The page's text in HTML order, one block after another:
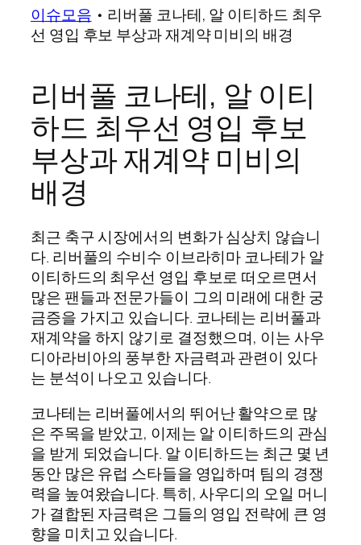
이슈모음 • 리버풀 코나테, 알 이티하드 최우
선 영입 후보 부상과 재계약 미비의 배경
리버풀 코나테, 알 이티
하드 최우선 영입 후보
부상과 재계약 미비의
배경
최근 축구 시장에서의 변화가 심상치 않습니
다. 리버풀의 수비수 이브라히마 코나테가 알
이티하드의 최우선 영입 후보로 떠오르면서
많은 팬들과 전문가들이 그의 미래에 대한 궁
금증을 가지고 있습니다. 코나테는 리버풀과
재계약을 하지 않기로 결정했으며, 이는 사우
디아라비아의 풍부한 자금력과 관련이 있다
는 분석이 나오고 있습니다.
코나테는 리버풀에서의 뛰어난 활약으로 많
은 주목을 받았고, 이제는 알 이티하드의 관심
을 받게 되었습니다. 알 이티하드는 최근 몇 년
동안 많은 유럽 스타들을 영입하며 팀의 경쟁
력을 높여왔습니다. 특히, 사우디의 오일 머니
가 결합된 자금력은 그들의 영입 전략에 큰 영
향을 미치고 있습니다.